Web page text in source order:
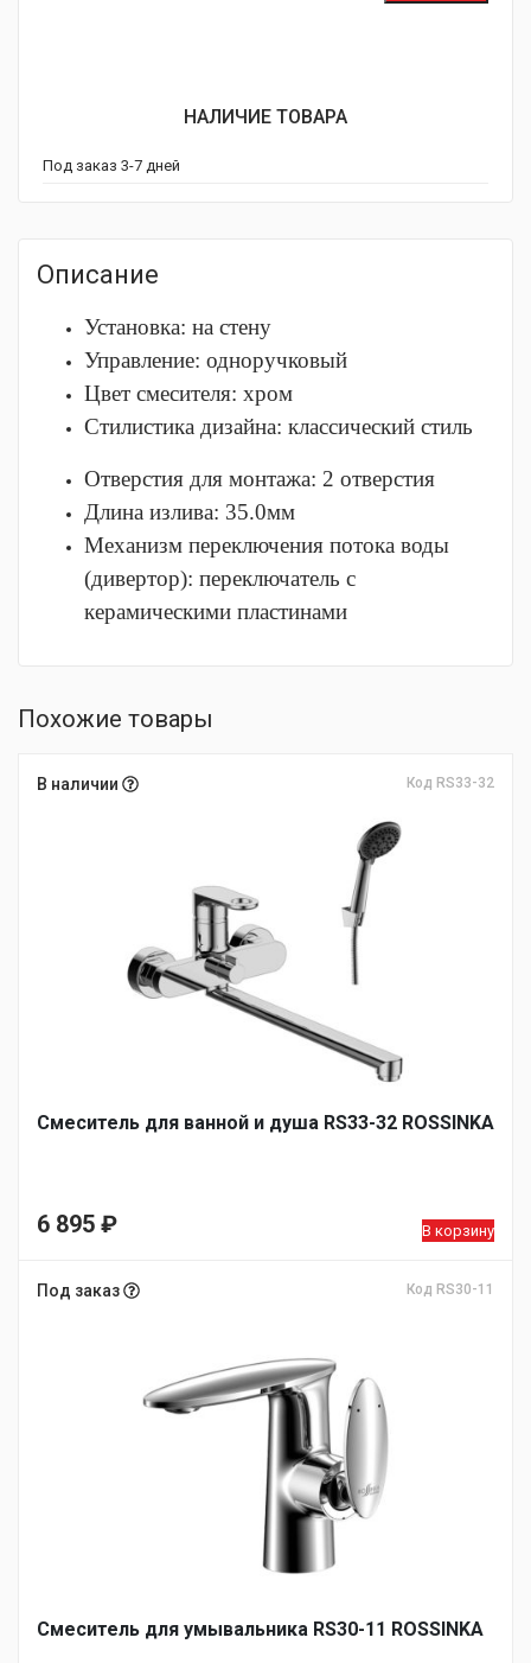
НАЛИЧИЕ ТОВАРА
Под заказ 3-7 дней
Описание
Установка: на стену
Управление: одноручковый
Цвет смесителя: хром
Стилистика дизайна: классический стиль
Отверстия для монтажа: 2 отверстия
Длина излива: 35.0мм
Механизм переключения потока воды
(дивертор): переключатель с
керамическими пластинами
Похожие товары
В наличии Код RS33-32
Смеситель для ванной и душа RS33-32 ROSSINKA
6 895 ₽ В корзину
Под заказ Код RS30-11
Смеситель для умывальника RS30-11 ROSSINKA